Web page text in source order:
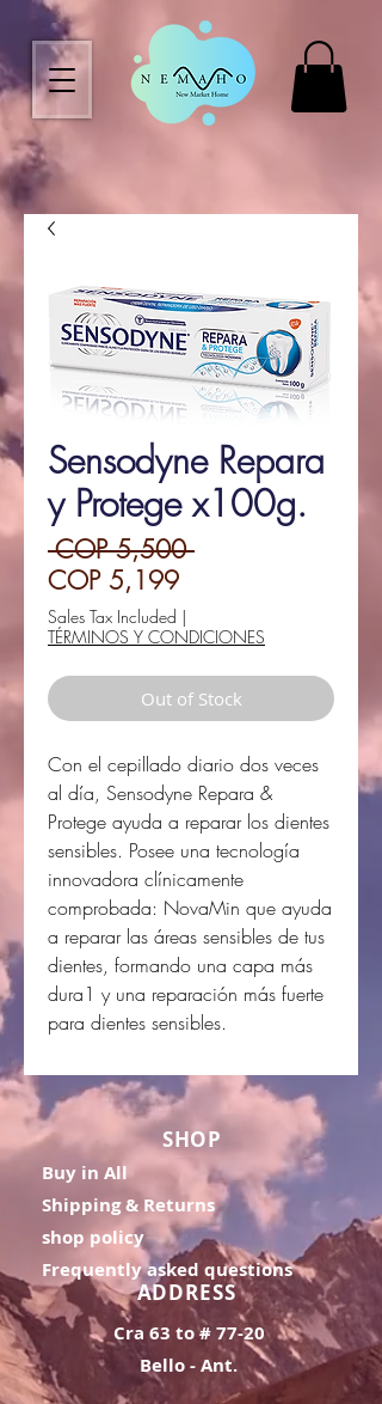
Sensodyne Repara
y Protege x100g.
COP 5,500 Regular
COP 5,199Sale
Price
Sales Tax Included |
TÉRMINOS Y CONDICIONES
Out of Stock
Con el cepillado diario dos veces
al día, Sensodyne Repara &
Protege ayuda a reparar los dientes
sensibles. Posee una tecnología
innovadora clínicamente
comprobada: NovaMin que ayuda
a reparar las áreas sensibles de tus
dientes, formando una capa más
dura1 y una reparación más fuerte
para dientes sensibles.
SHOP
Buy in All
Shipping & Returns
shop policy
Frequently asked questions
ADDRESS
Cra 63 to # 77-20
Bello - Ant.